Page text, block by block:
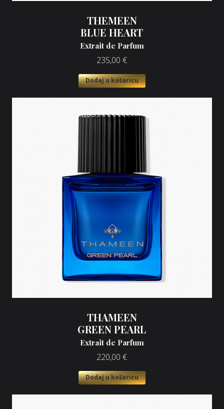
THEMEEN
BLUE HEART
Extrait de Parfum
235,00 €
Dodaj u košaricu
THAMEEN
GREEN PEARL
Extrait de Parfum
220,00 €
Dodaj u košaricu